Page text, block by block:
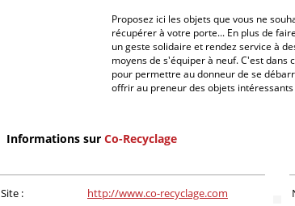
Proposez ici les objets que vous ne
récupérer à votre porte... En plus de
un geste solidaire et rendez service à
moyens de s'équiper à neuf. C'est dans
pour permettre au donneur de se
offrir au preneur des objets
Informations sur Co-Recyclage
Site :
http://www.co-recyclage.com